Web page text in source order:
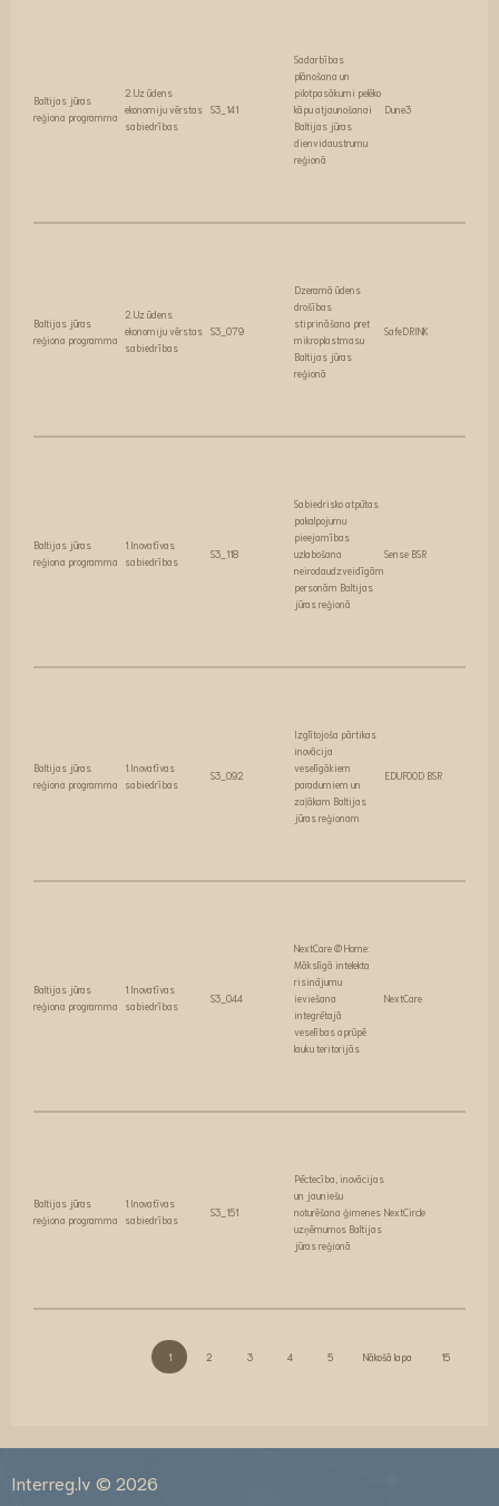
Baltijas jūras
reģiona programma
2.Uz ūdens
ekonomiju vērstas
sabiedrības
S3_141
Sadarbības
plānošana un
pilotpasākumi pelēko
kāpu atjaunošanai
Baltijas jūras
dienvidaustrumu
reģionā
Dune3
Baltijas jūras
reģiona programma
2.Uz ūdens
ekonomiju vērstas
sabiedrības
S3_079
Dzeramā ūdens
drošības
stiprināšana pret
mikroplastmasu
Baltijas jūras
reģionā
SafeDRINK
Baltijas jūras
reģiona programma
1.Inovatīvas
sabiedrības
S3_118
Sabiedrisko atpūtas
pakalpojumu
pieejamības
uzlabošana
neirodaudzveidīgām
personām Baltijas
jūras reģionā
Sense BSR
Baltijas jūras
reģiona programma
1.Inovatīvas
sabiedrības
S3_092
Izglītojoša pārtikas
inovācija
veselīgākiem
paradumiem un
zaļākam Baltijas
jūras reģionam
EDUFOOD BSR
Baltijas jūras
reģiona programma
1.Inovatīvas
sabiedrības
S3_044
NextCare @ Home:
Mākslīgā intelekta
risinājumu
ieviešana
integrētajā
veselības aprūpē
lauku teritorijās
NextCare
Baltijas jūras
reģiona programma
1.Inovatīvas
sabiedrības
S3_151
Pēctecība, inovācijas
un jauniešu
noturēšana ģimenes
uzņēmumos Baltijas
jūras reģionā
NextCircle
1 2 3 4 5 Nākošā lapa 15
Interreg.lv © 2026